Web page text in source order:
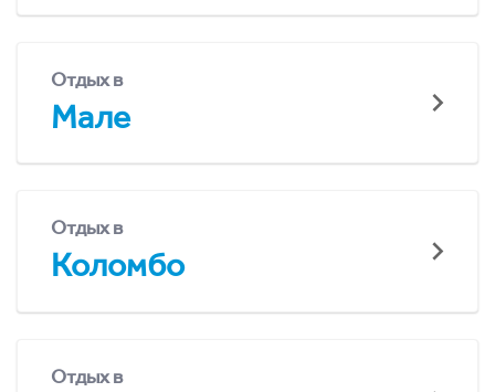
Отдых в
Мале
Отдых в
Коломбо
Отдых в